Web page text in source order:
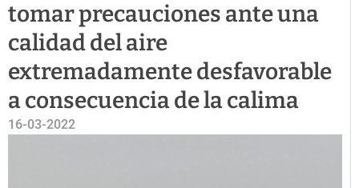
tomar precauciones ante una
calidad del aire
extremadamente desfavorable
a consecuencia de la calima
16-03-2022